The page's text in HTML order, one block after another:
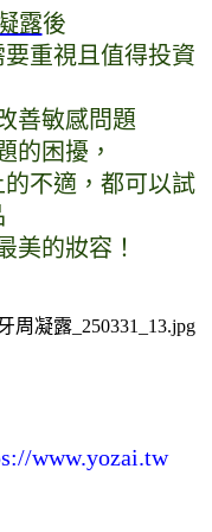
露後
重視且值得投資
善敏感問題
的困擾，
不適，都可以試
美的妝容！
www.yozai.tw